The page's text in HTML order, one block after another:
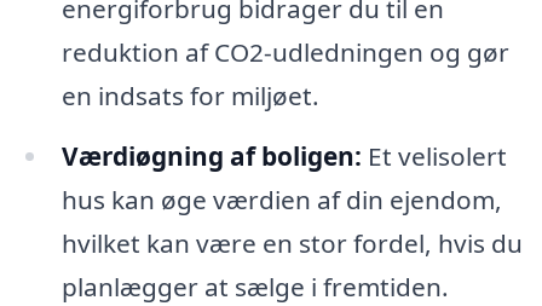
energiforbrug bidrager du til en
reduktion af CO2-udledningen og gør
en indsats for miljøet.
Værdiøgning af boligen: Et velisolert
hus kan øge værdien af din ejendom,
hvilket kan være en stor fordel, hvis du
planlægger at sælge i fremtiden.